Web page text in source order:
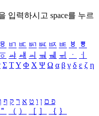
입력하시고 space를 누르
ㅱ ㅲ ㅳ ㅴ ㅵ ㅶ ㅷ ㅸ
ㅹ
ㆆ ㆇ ㆈ ㆉ ㆊ ㆋ ㆌ ㆍ
ㆎ
Σ ΤΥ Φ Χ Ψ Ω α β γ δ ε ζ η
פ ם ן ו ט א ר ק ף
＂ （ ） ［ ］ ｛ ｝